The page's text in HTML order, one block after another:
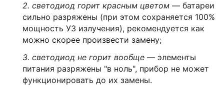
2. светодиод горит красным цветом — батареи
сильно разряжены (при этом сохраняется 100%
мощность УЗ излучения), рекомендуется как
можно скорее произвести замену;
3. светодиод не горит вообще — элементы
питания разряжены "в ноль", прибор не может
функционировать до их замены.